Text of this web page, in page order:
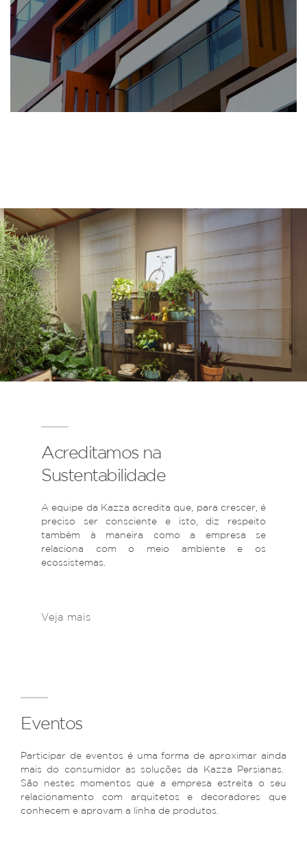
Acreditamos na
Sustentabilidade
A equipe da Kazza acredita que, para crescer, é
preciso ser consciente e isto, diz respeito
também à maneira como a empresa se
relaciona com o meio ambiente e os
ecossistemas.
Veja mais
Eventos
Participar de eventos é uma forma de aproximar ainda
mais do consumidor as soluções da Kazza Persianas.
São nestes momentos que a empresa estreita o seu
relacionamento com arquitetos e decoradores que
conhecem e aprovam a linha de produtos.